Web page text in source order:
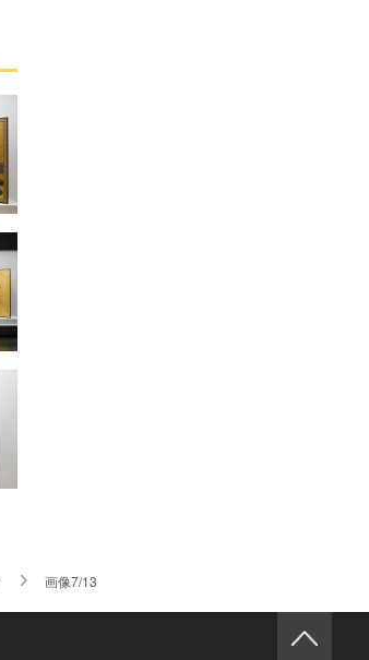
画像7/13